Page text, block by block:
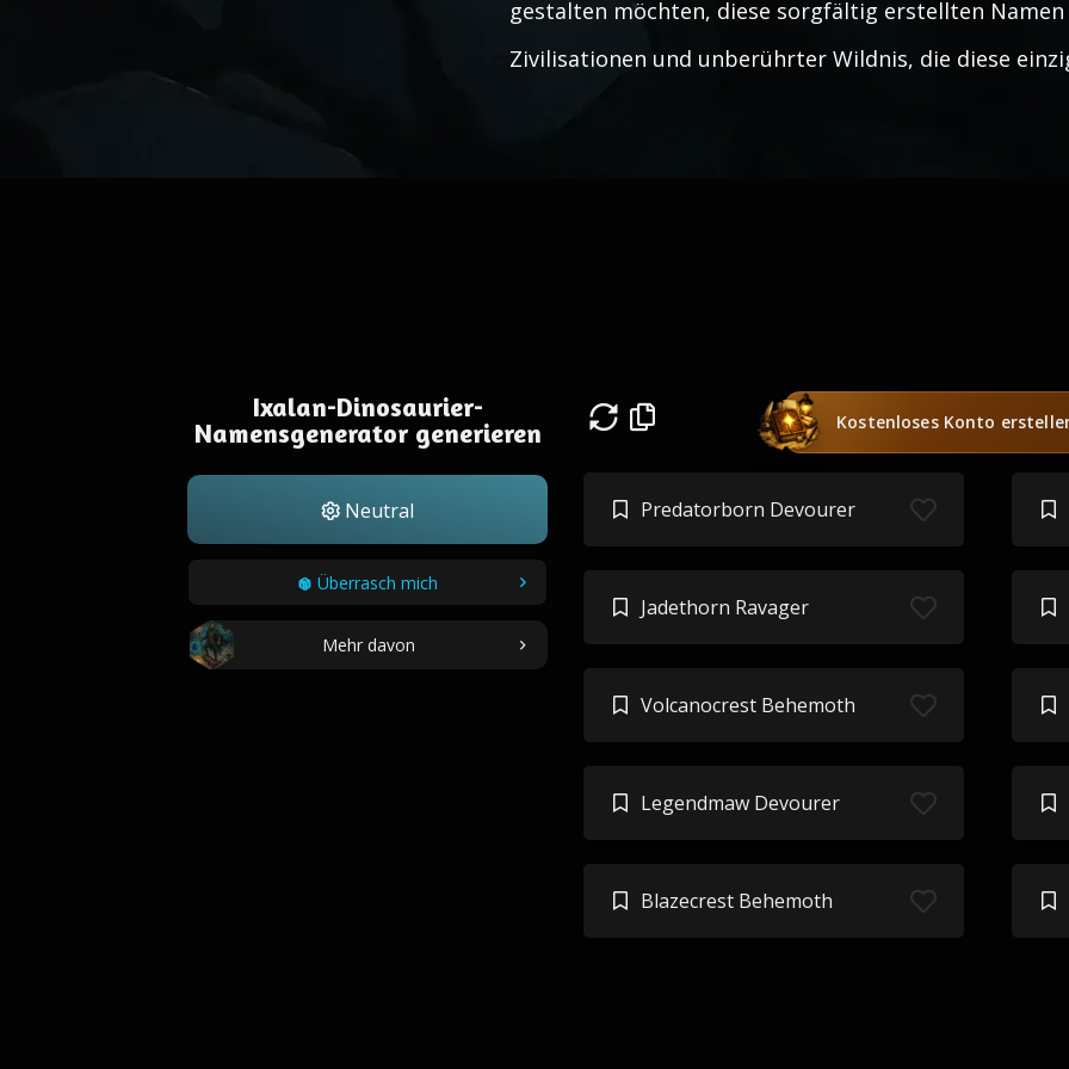
gestalten möchten, diese sorgfältig erstellten
Zivilisationen und unberührter Wildnis, die diese
Ixalan-Dinosaurier-
Namensgenerator generieren
Neutral
Überrasch mich
Mehr davon
Kostenloses Konto
Predatorborn Devourer
Jadethorn Ravager
Volcanocrest Behemoth
Legendmaw Devourer
Blazecrest Behemoth